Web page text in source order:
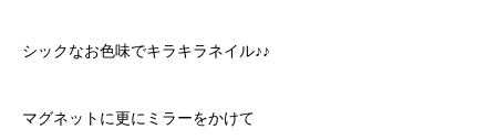
シックなお色味でキラキラネイル♪♪
マグネットに更にミラーをかけて